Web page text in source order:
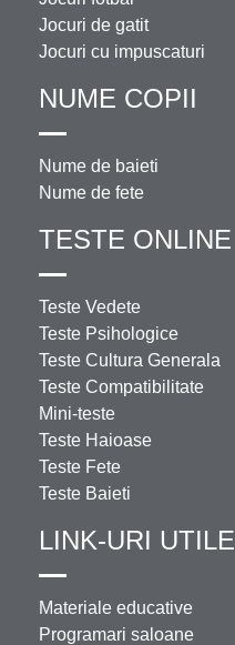
Jocuri de gatit
Jocuri cu impuscaturi
NUME COPII
Nume de baieti
Nume de fete
TESTE ONLINE
Teste Vedete
Teste Psihologice
Teste Cultura Generala
Teste Compatibilitate
Mini-teste
Teste Haioase
Teste Fete
Teste Baieti
LINK-URI UTILE
Materiale educative
Programari saloane